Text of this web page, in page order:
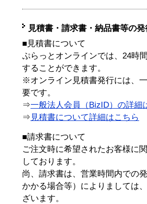
見積書・請求書・納品書等の
■見積書について
ぷらっとオンラインでは、24時
することができます。
※オンライン見積書発行には、
要です。
⇒一般法人会員（BizID）の詳細
⇒ 見積書について詳細はこちら
■請求書について
ご注文時に希望されたお客様に
しております。
尚、請求書は、営業時間内での
かかる場合等）によりましては
ざいます。